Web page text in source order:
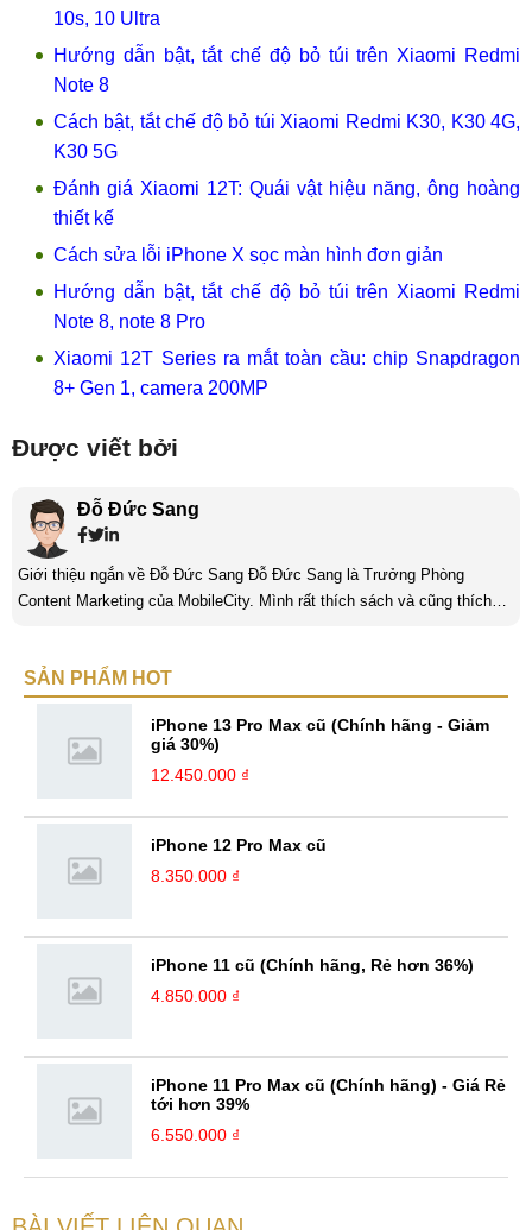
10s, 10 Ultra
Hướng dẫn bật, tắt chế độ bỏ túi trên Xiaomi Redmi
Note 8
Cách bật, tắt chế độ bỏ túi Xiaomi Redmi K30, K30 4G,
K30 5G
Đánh giá Xiaomi 12T: Quái vật hiệu năng, ông hoàng
thiết kế
Cách sửa lỗi iPhone X sọc màn hình đơn giản
Hướng dẫn bật, tắt chế độ bỏ túi trên Xiaomi Redmi
Note 8, note 8 Pro
Xiaomi 12T Series ra mắt toàn cầu: chip Snapdragon
8+ Gen 1, camera 200MP
Được viết bởi
Đỗ Đức Sang
Giới thiệu ngắn về Đỗ Đức Sang Đỗ Đức Sang là Trưởng Phòng
Content Marketing của MobileCity. Mình rất thích sách và cũng thích
bản thân Đỗ Đức Sang, viết chính là gửi gắm lại những cảm xúc, cảm
SẢN PHẨM HOT
iPhone 13 Pro Max cũ (Chính hãng - Giảm
giá 30%)
12.450.000 ₫
iPhone 12 Pro Max cũ
8.350.000 ₫
iPhone 11 cũ (Chính hãng, Rẻ hơn 36%)
4.850.000 ₫
iPhone 11 Pro Max cũ (Chính hãng) - Giá Rẻ
tới hơn 39%
6.550.000 ₫